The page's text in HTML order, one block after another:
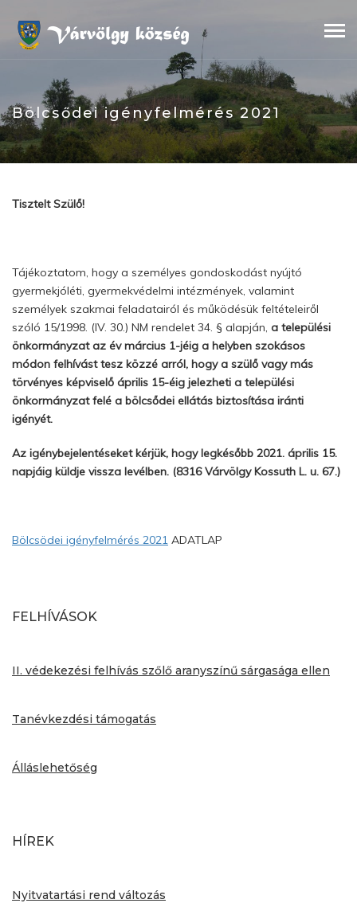
content
Bölcsődei igényfelmérés 2021
Tisztelt Szülő!
Tájékoztatom, hogy a személyes gondoskodást nyújtó
gyermekjóléti, gyermekvédelmi intézmények, valamint
személyek szakmai feladatairól és működésük feltételeiről
szóló 15/1998. (IV. 30.) NM rendelet 34. § alapján, a települési
önkormányzat az év március 1-jéig a helyben szokásos
módon felhívást tesz közzé arról, hogy a szülő vagy más
törvényes képviselő április 15-éig jelezheti a települési
önkormányzat felé a bölcsődei ellátás biztosítása iránti
igényét.
Az igénybejelentéseket kérjük, hogy legkésőbb 2021. április 15.
napjáig küldje vissza levélben. (8316 Várvölgy Kossuth L. u. 67.)
Bölcsödei igényfelmérés 2021 ADATLAP
FELHÍVÁSOK
II. védekezési felhívás szőlő aranyszínű sárgasága ellen
Tanévkezdési támogatás
Álláslehetőség
HÍREK
Nyitvatartási rend változás